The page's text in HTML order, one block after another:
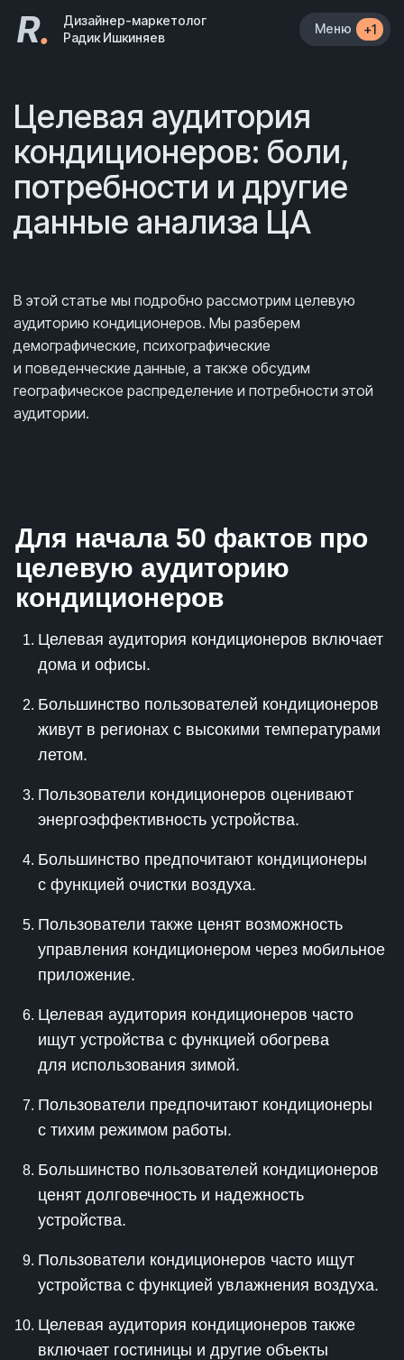
R.
Дизайнер-маркетолог
Радик Ишкиняев
Меню +1
Целевая аудитория
кондиционеров: боли,
потребности и другие
данные анализа ЦА
В этой статье мы подробно рассмотрим целевую
аудиторию кондиционеров. Мы разберем
демографические, психографические
и поведенческие данные, а также обсудим
географическое распределение и потребности этой
аудитории.
Для начала 50 фактов про
целевую аудиторию
кондиционеров
Целевая аудитория кондиционеров включает
дома и офисы.
Большинство пользователей кондиционеров
живут в регионах с высокими температурами
летом.
Пользователи кондиционеров оценивают
энергоэффективность устройства.
Большинство предпочитают кондиционеры
с функцией очистки воздуха.
Пользователи также ценят возможность
управления кондиционером через мобильное
приложение.
Целевая аудитория кондиционеров часто
ищут устройства с функцией обогрева
для использования зимой.
Пользователи предпочитают кондиционеры
с тихим режимом работы.
Большинство пользователей кондиционеров
ценят долговечность и надежность
устройства.
Пользователи кондиционеров часто ищут
устройства с функцией увлажнения воздуха.
Целевая аудитория кондиционеров также
включает гостиницы и другие объекты